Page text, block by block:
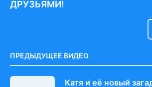
a
a
t
i
ДРУЗЬЯМИ!
ПРЕДЫДУЩЕЕ ВИДЕО
Катя и её новый